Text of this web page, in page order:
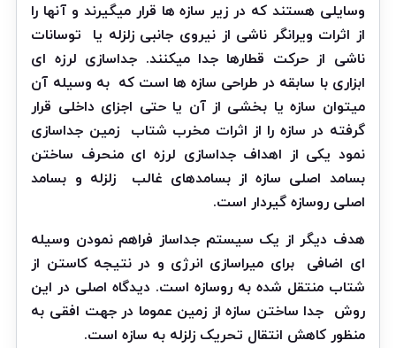
وسایلی هستند که در زیر سازه ها قرار میگیرند و آنها را
از اثرات ویرانگر ناشی از نیروی جانبی زلزله یا
توسانات
ناشی از حرکت قطارها جدا میکنند. جداسازی لرزه ای
ابزاری با سابقه در طراحی سازه ها است که به وسیله آن
میتوان سازه یا بخشی از آن یا حتی اجزای داخلی قرار
گرفته در سازه را از اثرات مخرب شتاب
زمین جداسازی
نمود یکی از اهداف جداسازی لرزه ای منحرف ساختن
بسامد اصلی سازه از بسامدهای غالب
زلزله و بسامد
اصلی روسازه گیردار است.
هدف دیگر از یک سیستم جداساز فراهم نمودن وسیله
ای اضافی
برای میراسازی انرژی و در نتیجه کاستن از
شتاب منتقل شده به روسازه است. دیدگاه اصلی در این
روش جدا ساختن سازه از زمین عموما در جهت افقی به
منظور کاهش انتقال تحریک زلزله به سازه است.